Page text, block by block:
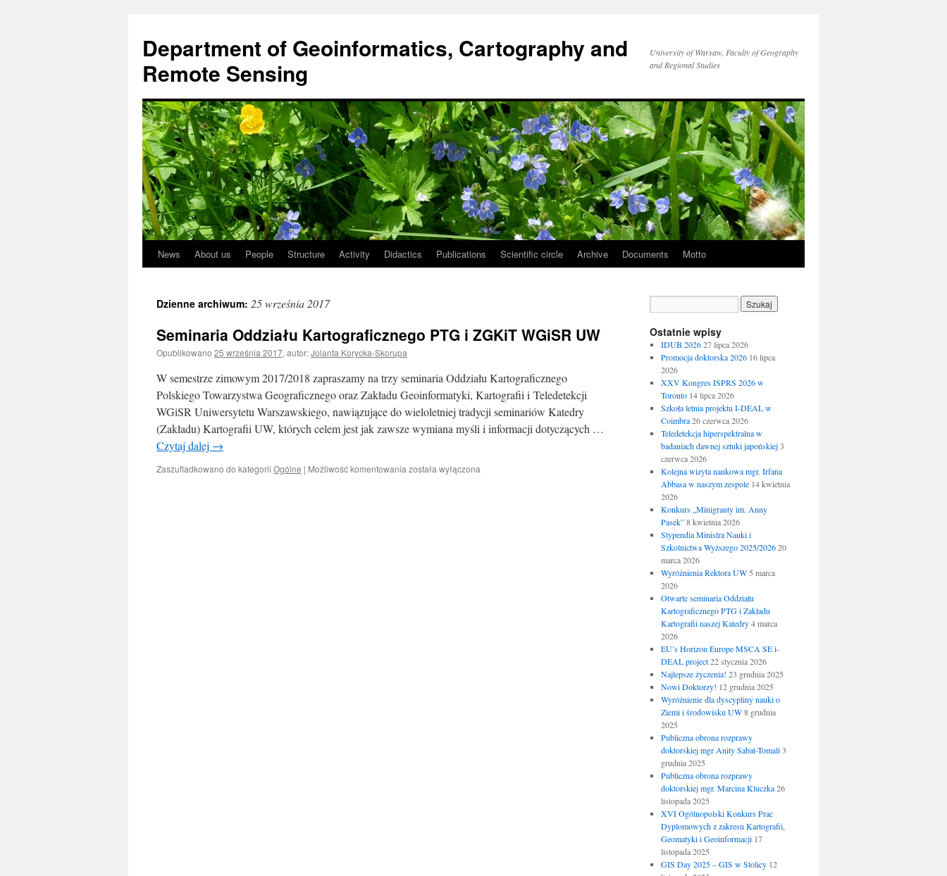
treści
Department of Geoinformatics, Cartography and
Remote Sensing
University of Warsaw, Faculty of Geography
and Regional Studies
News About us People Structure Activity Didactics Publications Scientific circle Archive Documents Motto
Dzienne archiwum: 25 września 2017
Seminaria Oddziału Kartograficznego PTG i ZGKiT WGiSR UW
Opublikowano 25 września 2017, autor:Jolanta Korycka-Skorupa
W semestrze zimowym 2017/2018 zapraszamy na trzy seminaria Oddziału Kartograficznego
Polskiego Towarzystwa Geograficznego oraz Zakładu Geoinformatyki, Kartografii i Teledetekcji
WGiSR Uniwersytetu Warszawskiego, nawiązujące do wieloletniej tradycji seminariów Katedry
(Zakładu) Kartografii UW, których celem jest jak zawsze wymiana myśli i informacji dotyczących …
Czytaj dalej →
Zaszufladkowano do kategorii Ogólne | Możliwość komentowania Seminaria
została wyłączona
Ostatnie wpisy
IDUB 2026 27 lipca 2026
Promocja doktorska 2026 16 lipca
2026
XXV Kongres ISPRS 2026 w
Toronto 14 lipca 2026
Szkoła letnia projektu I-DEAL w
Coimbra 26 czerwca 2026
Teledetekcja hiperspektralna w
badaniach dawnej sztuki japońskiej 3
czerwca 2026
Kolejna wizyta naukowa mgr. Irfana
Abbasa w naszym zespole 14 kwietnia
2026
Konkurs „Minigranty im. Anny
Pasek” 8 kwietnia 2026
Stypendia Ministra Nauki i
Szkolnictwa Wyższego 2025/2026 20
marca 2026
Wyróżnienia Rektora UW 5 marca
2026
Otwarte seminaria Oddziału
Kartograficznego PTG i Zakładu
Kartografii naszej Katedry 4 marca
2026
EU’s Horizon Europe MSCA SE i-
DEAL project 22 stycznia 2026
Najlepsze życzenia! 23 grudnia 2025
Nowi Doktorzy! 12 grudnia 2025
Wyróżnienie dla dyscypliny nauki o
Ziemi i środowisku UW 8 grudnia
2025
Publiczna obrona rozprawy
doktorskiej mgr Anity Sabat-Tomali 3
grudnia 2025
Publiczna obrona rozprawy
doktorskiej mgr. Marcina Kluczka 26
listopada 2025
XVI Ogólnopolski Konkurs Prac
Dyplomowych z zakresu Kartografii,
Geomatyki i Geoinformacji 17
listopada 2025
GIS Day 2025 – GIS w Stolicy 12